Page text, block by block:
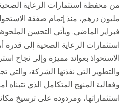
من محفظة استثمارات الرعاية
مليون درهم، منذ إتمام صفقة
فبراير الماضي. ويأتي التحسن
استثمارات الرعاية الصحية إلى قدرة
الاستحواذ بعوائد مميزة وإلى نجاح
والتطوير التي نفذتها الشركة،
وفعالية المنهج المتكامل الذي تتبناه
استثماراتها، ومردوده على ترسيخ